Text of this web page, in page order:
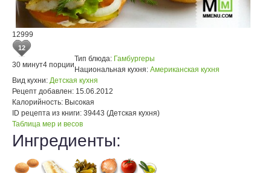
12999
12
30 минут4 порции
Тип блюда: Гамбургеры
Национальная кухня: Американская кухня
Вид кухни: Детская кухня
Рецепт добавлен: 15.06.2012
Калорийность: Высокая
ID рецепта из книги: 39443 (Детская кухня)
Таблица мер и весов
Ингредиенты: